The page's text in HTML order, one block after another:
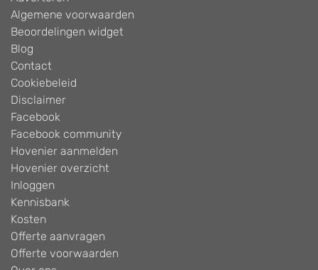
Algemene voorwaarden
Beoordelingen widget
Blog
Contact
Cookiebeleid
Disclaimer
Facebook
Facebook community
Hovenier aanmelden
Hovenier overzicht
Inloggen
Kennisbank
Kosten
Offerte aanvragen
Offerte voorwaarden